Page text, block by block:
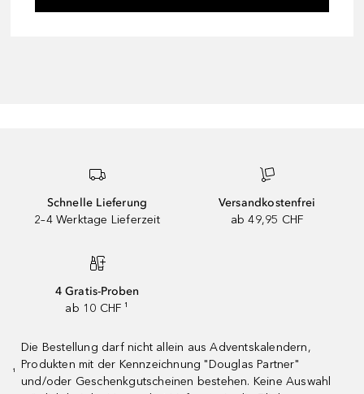
Schnelle Lieferung
2–4 Werktage Lieferzeit
Versandkostenfrei
ab 49,95 CHF
4 Gratis-Proben
ab 10 CHF ¹
¹
Die Bestellung darf nicht allein aus Adventskalendern,
Produkten mit der Kennzeichnung "Douglas Partner"
und/oder Geschenkgutscheinen bestehen. Keine Auswahl